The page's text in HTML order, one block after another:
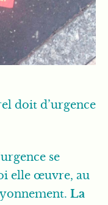
doit d’urgence
se
elle œuvre, au
La